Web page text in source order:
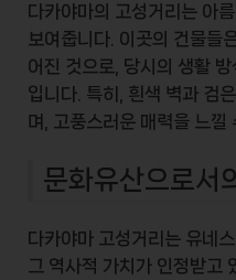
다카야마의 고성거리는 아
보여줍니다. 이곳의 건물들
어진 것으로, 당시의 생활
입니다. 특히, 흰색 벽과 검
며, 고풍스러운 매력을 느낄
문화유산으로서
다카야마 고성거리는 유네
그 역사적 가치 가 인정받고